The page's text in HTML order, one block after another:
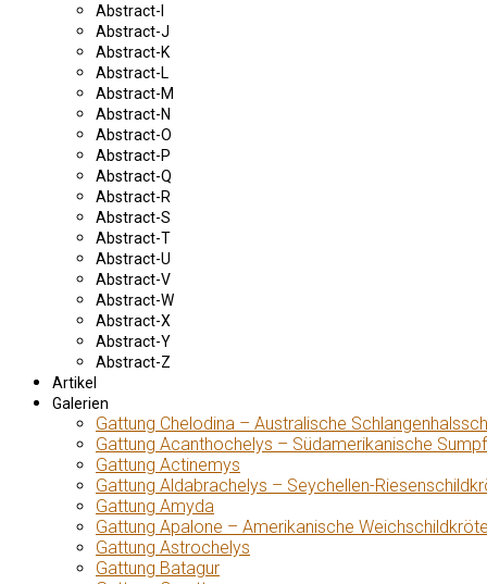
Abstract-I
Abstract-J
Abstract-K
Abstract-L
Abstract-M
Abstract-N
Abstract-O
Abstract-P
Abstract-Q
Abstract-R
Abstract-S
Abstract-T
Abstract-U
Abstract-V
Abstract-W
Abstract-X
Abstract-Y
Abstract-Z
Artikel
Galerien
Gattung Chelodina – Australische
Gattung Acanthochelys – Südamerikanische
Gattung Actinemys
Gattung Aldabrachelys – Seychellen-
Gattung Amyda
Gattung Apalone – Amerikanische
Gattung Astrochelys
Gattung Batagur